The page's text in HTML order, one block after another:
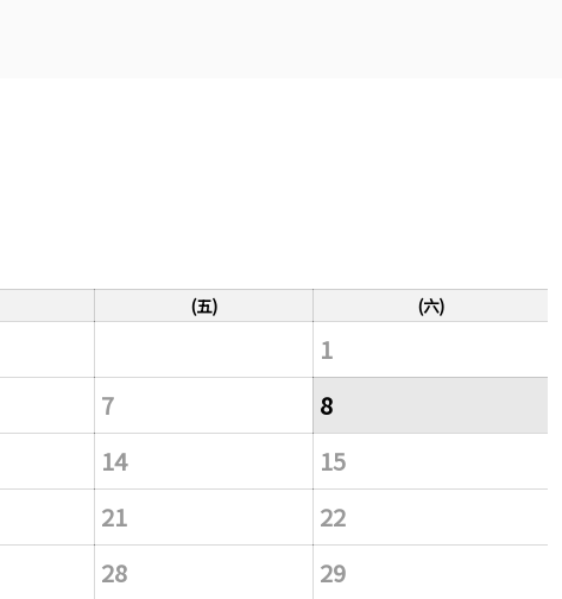
(五) (六)
1
7
8
14
15
21
22
28
29